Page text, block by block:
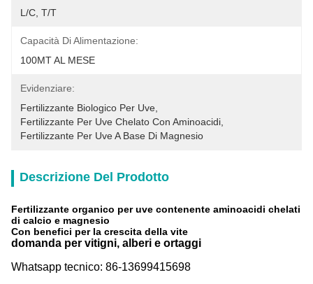
L/C, T/T
Capacità Di Alimentazione:
100MT AL MESE
Evidenziare:
Fertilizzante Biologico Per Uve
Fertilizzante Per Uve Chelato Con Aminoacidi
Fertilizzante Per Uve A Base Di Magnesio
Descrizione Del Prodotto
Fertilizzante organico per uve contenente aminoacidi chelati
di calcio e magnesio
Con benefici per la crescita della vite
domanda per vitigni, alberi e ortaggi
Whatsapp tecnico: 86-13699415698